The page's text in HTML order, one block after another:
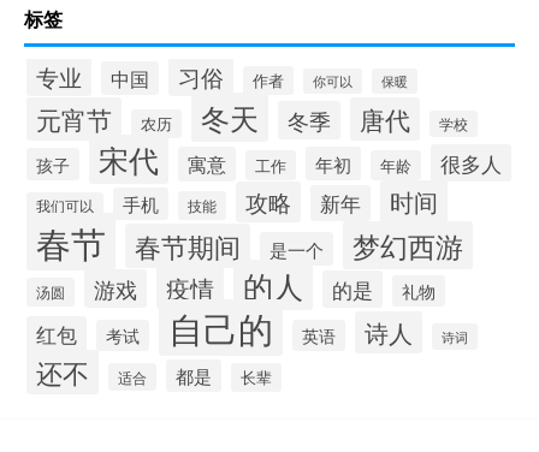
标签
专业 中国 习俗 作者 你可以 保暖
元宵节 农历 冬天 冬季 唐代 学校
孩子 宋代 寓意 工作 年初 年龄 很多人
我们可以 手机 技能 攻略 新年 时间
春节 春节期间 是一个 梦幻西游
汤圆 游戏 疫情 的人 的是 礼物
红包 考试 自己的 英语 诗人 诗词
还不 适合 都是 长辈